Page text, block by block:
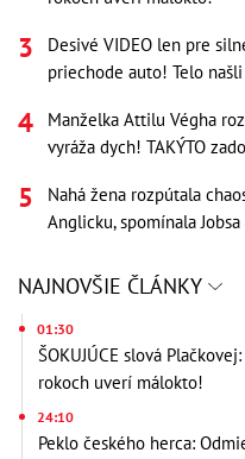
Desivé VIDEO len pre
priechode auto! Telo
Manželka Attilu Végha
vyráža dych! TAKÝTO
Nahá žena rozpútala
Anglicku, spomínala
NAJNOVŠIE ČLÁNKY
01:30
ŠOKUJÚCE slová
rokoch uverí málokto!
24:10
Peklo českého herca: